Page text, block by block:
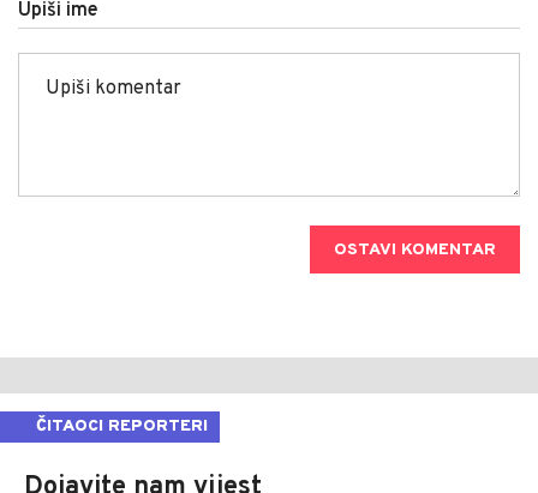
Upiši ime
OSTAVI KOMENTAR
ČITAOCI REPORTERI